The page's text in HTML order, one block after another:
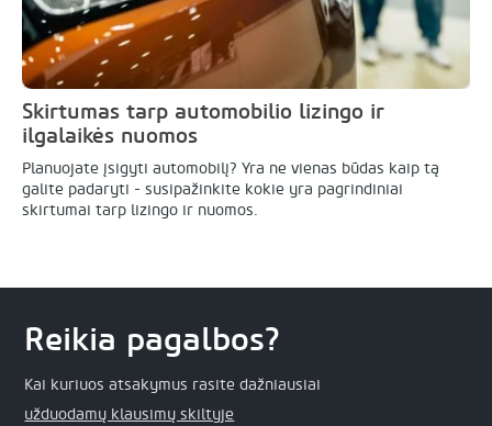
Skirtumas tarp automobilio lizingo ir
ilgalaikės nuomos
Planuojate įsigyti automobilį? Yra ne vienas būdas kaip tą
galite padaryti - susipažinkite kokie yra pagrindiniai
skirtumai tarp lizingo ir nuomos.
Reikia pagalbos?
Kai kuriuos atsakymus rasite dažniausiai
užduodamų klausimų skiltyje